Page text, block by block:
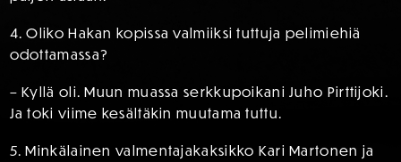
4. Oliko Hakan kopissa valmiiksi tuttuja pelimiehiä
odottamassa?
– Kyllä oli. Muun muassa serkkupoikani Juho Pirttijoki.
Ja toki viime kesältäkin muutama tuttu.
5. Minkälainen valmentajakaksikko Kari Martonen ja